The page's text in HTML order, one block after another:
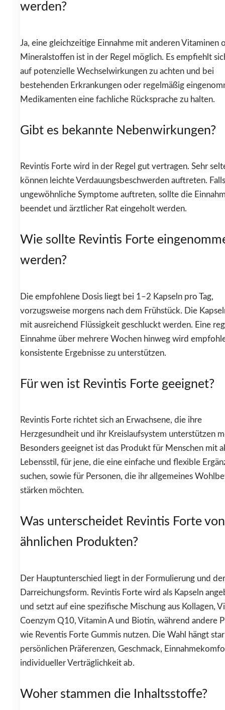
werden?
Ja, eine gleichzeitige Einnahme mit anderen Vitaminen
Mineralstoffen ist in der Regel möglich. Es empfiehlt
auf potenzielle Wechselwirkungen zu achten und bei
bestehenden Erkrankungen oder regelmäßig
Medikamenten eine fachliche Rücksprache zu halten.
Gibt es bekannte Nebenwirkungen?
Revintis Forte wird in der Regel gut vertragen. Sehr
können leichte Verdauungsbeschwerden auftreten. Falls
ungewöhnliche Symptome auftreten, sollte die
beendet und ärztlicher Rat eingeholt werden.
Wie sollte Revintis Forte
werden?
Die empfohlene Dosis liegt bei 1–2 Kapseln pro Tag,
vorzugsweise morgens nach dem Frühstück. Die
mit ausreichend Flüssigkeit geschluckt werden. Eine
Einnahme über mehrere Wochen hinweg wird
konsistente Ergebnisse zu unterstützen.
Für wen ist Revintis Forte geeignet?
Revintis Forte richtet sich an Erwachsene, die ihre
Herzgesundheit und ihr Kreislaufsystem unterstützen
Besonders geeignet ist das Produkt für Menschen mit
Lebensstil, für jene, die eine einfache und flexible
suchen, sowie für Personen, die ihr allgemeines
stärken möchten.
Was unterscheidet Revintis Forte von
ähnlichen Produkten?
Der Hauptunterschied liegt in der Formulierung und der
Darreichungsform. Revintis Forte wird als Kapseln
und setzt auf eine spezifische Mischung aus Kollagen,
Coenzym Q10, Vitamin A und Biotin, während andere
wie Reventis Forte Gummis nutzen. Die Wahl hängt
persönlichen Präferenzen, Geschmack,
individueller Verträglichkeit ab.
Woher stammen die Inhaltsstoffe?